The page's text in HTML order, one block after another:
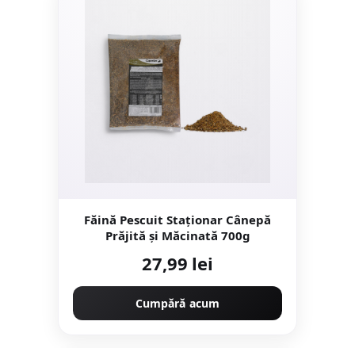
Făină Pescuit Staționar Cânepă
Prăjită şi Măcinată 700g
27,99 lei
Cumpără acum